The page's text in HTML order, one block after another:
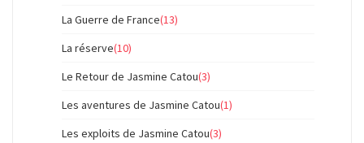
La Guerre de France(13)
La réserve(10)
Le Retour de Jasmine Catou(3)
Les aventures de Jasmine Catou(1)
Les exploits de Jasmine Catou(3)